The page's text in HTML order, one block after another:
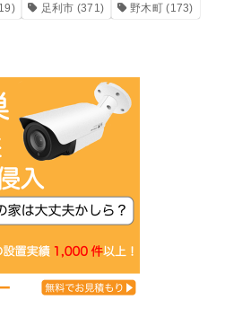
足利市 (371) 野木町(173)